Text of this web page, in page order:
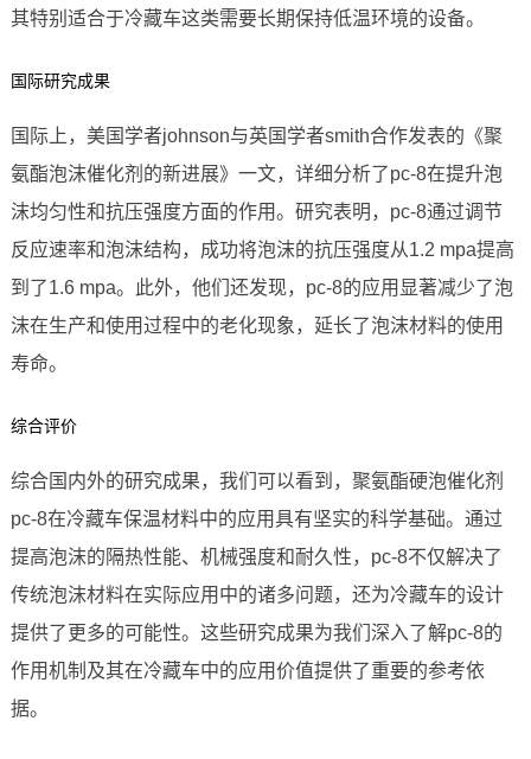
其特别适合于冷藏车这类需要长期保持低温环境的设备。
国际研究成果
国际上，美国学者johnson与英国学者smith合作发表的《聚
氨酯泡沫催化剂的新进展》一文，详细分析了pc-8在提升泡
沫均匀性和抗压强度方面的作用。研究表明，pc-8通过调节
反应速率和泡沫结构，成功将泡沫的抗压强度从1.2 mpa提高
到了1.6 mpa。此外，他们还发现，pc-8的应用显著减少了泡
沫在生产和使用过程中的老化现象，延长了泡沫材料的使用
寿命。
综合评价
综合国内外的研究成果，我们可以看到，聚氨酯硬泡催化剂
pc-8在冷藏车保温材料中的应用具有坚实的科学基础。通过
提高泡沫的隔热性能、机械强度和耐久性，pc-8不仅解决了
传统泡沫材料在实际应用中的诸多问题，还为冷藏车的设计
提供了更多的可能性。这些研究成果为我们深入了解pc-8的
作用机制及其在冷藏车中的应用价值提供了重要的参考依
据。